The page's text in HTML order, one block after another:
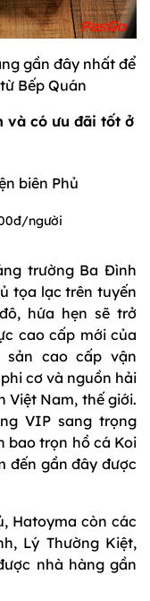
gần đây nhất để
Bếp Quán
và có ưu đãi tốt ở
biên Phủ
người
trường Ba Đình
tọa lạc trên tuyến
hứa hẹn sẽ trở
cao cấp mới của
sản cao cấp vận
cơ và nguồn hải
Việt Nam, thế giới.
VIP sang trọng
bao trọn hồ cá Koi
đến gần đây được
Hatoyma còn các
Lý Thường Kiệt,
nhà hàng gần